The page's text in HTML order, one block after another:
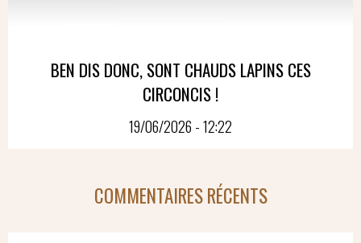
BEN DIS DONC, SONT CHAUDS LAPINS CES
CIRCONCIS !
19/06/2026 - 12:22
COMMENTAIRES RÉCENTS